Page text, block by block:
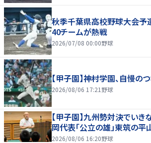
秋季千葉県高校野球大会予
40チームが熱戦
2026/07/08 00:00野球
【甲子園】神村学園、自慢の
2026/08/06 17:21 野球
【甲子園】九州勢対決でい
岡代表「公立の雄」東筑の
2026/08/06 16:20野球